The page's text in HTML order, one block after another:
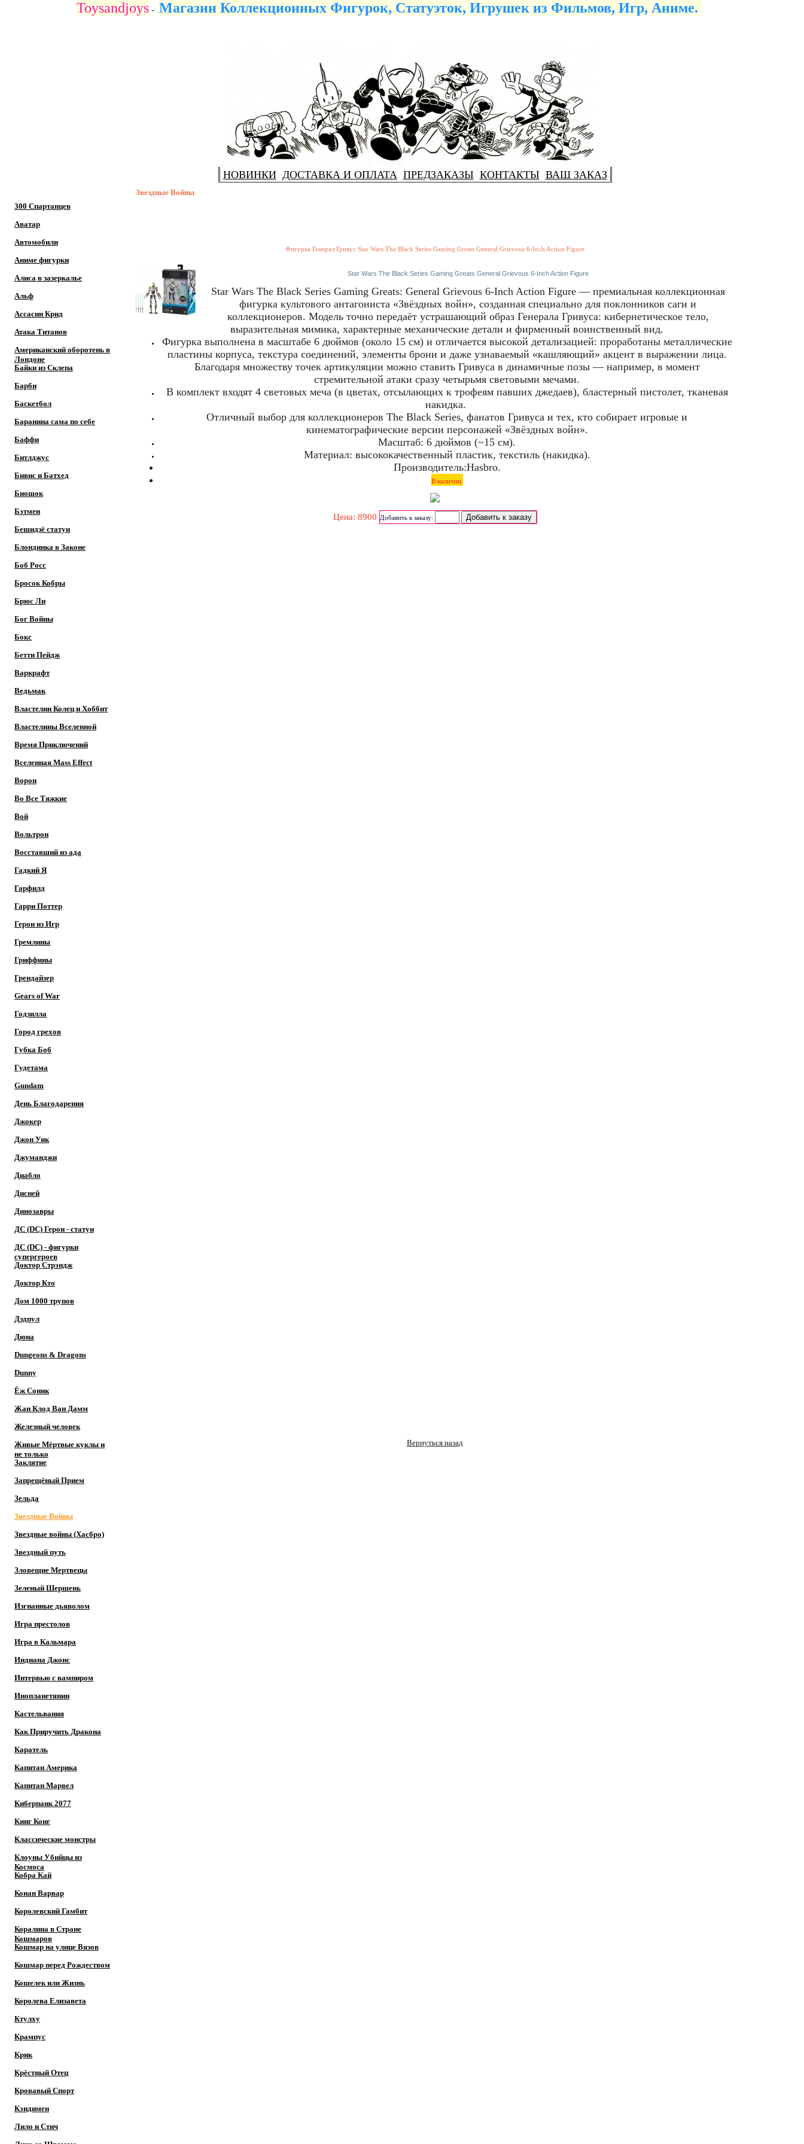
Toysandjoys - Магазин Коллекционных Фигурок, Статуэток, Игрушек из Фильмов, Игр, Аниме.
НОВИНКИ ДОСТАВКА И ОПЛАТА ПРЕДЗАКАЗЫ КОНТАКТЫ ВАШ ЗАКАЗ
300 Спартанцев
Аватар
Автомобили
Аниме фигурки
Алиса в зазеркалье
Альф
Ассасин Крид
Атака Титанов
Американский оборотень в
Лондоне
Байки из Склепа
Барби
Баскетбол
Баранина сама по себе
Баффи
Битлджус
Бивис и Батхед
Биошок
Бэтмен
Бешидзё статуи
Блондинка в Законе
Боб Росс
Бросок Кобры
Брюс Ли
Бог Войны
Бокс
Бетти Пейдж
Варкрафт
Ведьмак
Властелин Колец и Хоббит
Властелины Вселенной
Время Приключений
Вселенная Mass Effect
Ворон
Во Все Тяжкие
Вой
Вольтрон
Восставший из ада
Гадкий Я
Гарфилд
Гарри Поттер
Герои из Игр
Гремлины
Гриффины
Грендайзер
Gears of War
Годзилла
Город грехов
Губка Боб
Гудетама
Gundam
День Благодарения
Джокер
Джон Уик
Джуманджи
Диабло
Дисней
Динозавры
ДС (DC) Герои - cтатуи
ДС (DC) - фигурки
супергероев
Доктор Cтрэндж
Доктор Кто
Дом 1000 трупов
Дэдпул
Дюна
Dungeons & Dragons
Dunny
Ёж Соник
Жан Клод Ван Дамм
Железный человек
Живые Мёртвые куклы и
не только
Заклятие
Запрещёный Прием
Зельда
Звездные Войны
Звездные войны (Хасбро)
Звездный путь
Зловещие Мертвецы
Зеленый Шершень
Изгнанные дьяволом
Игра престолов
Игра в Кальмара
Индиана Джонс
Интервью с вампиром
Инопланетянин
Кастельвания
Как Приручить Дракона
Каратель
Капитан Америка
Капитан Марвел
Киберпанк 2077
Кинг Конг
Классические монстры
Клоуны Убийцы из
Космоса
Кобра Кай
Конан Варвар
Королевский Гамбит
Коралина в Стране
Кошмаров
Кошмар на улице Вязов
Кошмар перед Рождеством
Кошелек или Жизнь
Королева Елизавета
Ктулху
Крампус
Крик
Крёстный Отец
Кровавый Спорт
Кэндимен
Лило и Стич
Звездные Войны
Фигурка Генерал Гривус Star Wars The Black Series Gaming Greats General Grievous 6-Inch Action Figure
Star Wars The Black Series Gaming Greats General Grievous 6-Inch Action Figure
Star Wars The Black Series Gaming Greats: General Grievous 6‑Inch Action Figure — премиальная коллекционная
фигурка культового антагониста «Звёздных войн», созданная специально для поклонников саги и
коллекционеров. Модель точно передаёт устрашающий образ Генерала Гривуса: кибернетическое тело,
выразительная мимика, характерные механические детали и фирменный воинственный вид.
Фигурка выполнена в масштабе 6 дюймов (около 15 см) и отличается высокой детализацией: проработаны металлические
пластины корпуса, текстура соединений, элементы брони и даже узнаваемый «кашляющий» акцент в выражении лица.
Благодаря множеству точек артикуляции можно ставить Гривуса в динамичные позы — например, в момент
стремительной атаки сразу четырьмя световыми мечами.
В комплект входят 4 световых меча (в цветах, отсылающих к трофеям павших джедаев), бластерный пистолет, тканевая
накидка.
Отличный выбор для коллекционеров The Black Series, фанатов Гривуса и тех, кто собирает игровые и
кинематографические версии персонажей «Звёздных войн».
Масштаб: 6 дюймов (~15 см).
Материал: высококачественный пластик, текстиль (накидка).
Производитель:Hasbro.
В наличии.
Цена: 8900 Добавить к заказу:
Вернуться назад